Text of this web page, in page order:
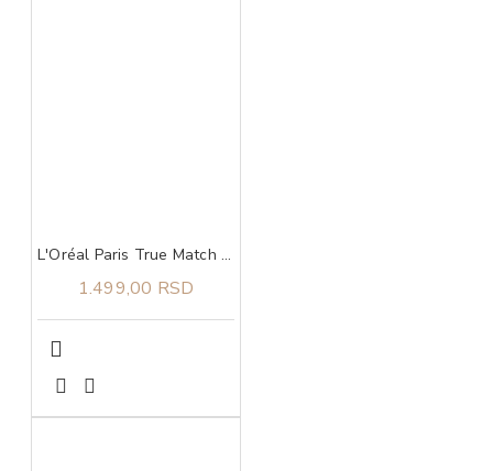
L'Oréal Paris True Match Radiant serum korektor 3R​
1.499,00 RSD